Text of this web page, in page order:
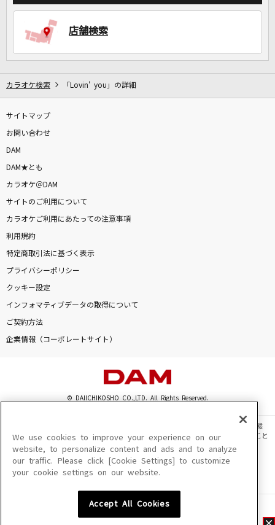
店舗検索
カラオケ検索 「Lovin' you」の詳細
サイトマップ
お問い合わせ
DAM
DAM★とも
カラオケ＠DAM
サイトのご利用について
カラオケご利用にあたっての注意事項
利用規約
特定商取引法に基づく表示
プライバシーポリシー
クッキー設定
インフォマティブデータの取得について
ご契約方法
企業情報（コーポレートサイト）
© DAIICHIKOSHO CO.,LTD. All Rights Reserved.
このサイトに掲載されている一切の文章・画像・写真・動画・音声等を、手段や形態
を問わず、著作権法の定める範囲を超えて無断で複製、転載、ファイル化などすること
を禁じます。
楽曲及びコンテンツは、機種によりご利用いただけない場合があります。
楽曲及びコンテンツの配信日、配信内容が変更になる場合があります。
We use cookies to improve your experience on our
website, to personalize content and ads and to analyze
our traffic. Please click [Cookie Settings] to customize
your cookie settings on our website.
Accept All Cookies